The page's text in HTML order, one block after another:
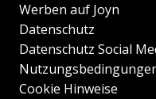
Werben auf Joyn
Datenschutz
Datenschutz Social
Cookie Hinweise